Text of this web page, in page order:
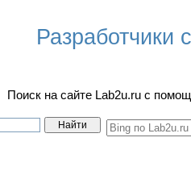
Разработчики
Поиск на сайте Lab2u.ru с